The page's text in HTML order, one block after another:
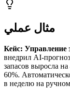
مثال عملي
Кейс: Управление
внедрил AI-
запасов выросла
60%.
в неделю на